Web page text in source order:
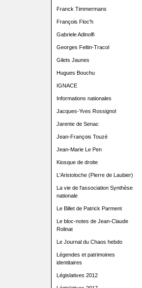
Franck Timmermans
François Floc'h
Gabriele Adinolfi
Georges Feltin-Tracol
Gilets Jaunes
Hugues Bouchu
IGNACE
Informations nationales
Jacques-Yves Rossignol
Jarente de Senac
Jean-François Touzé
Jean-Marie Le Pen
Kiosque de droite
L'Aristoloche (Pierre de Laubier)
La vie de l'association Synthèse
nationale
Le Billet de Patrick Parment
Le bloc-notes de Jean-Claude
Rolinat
Le Journal du Chaos hebdo
Légendes et patrimoines
identitaires
Législatives 2012